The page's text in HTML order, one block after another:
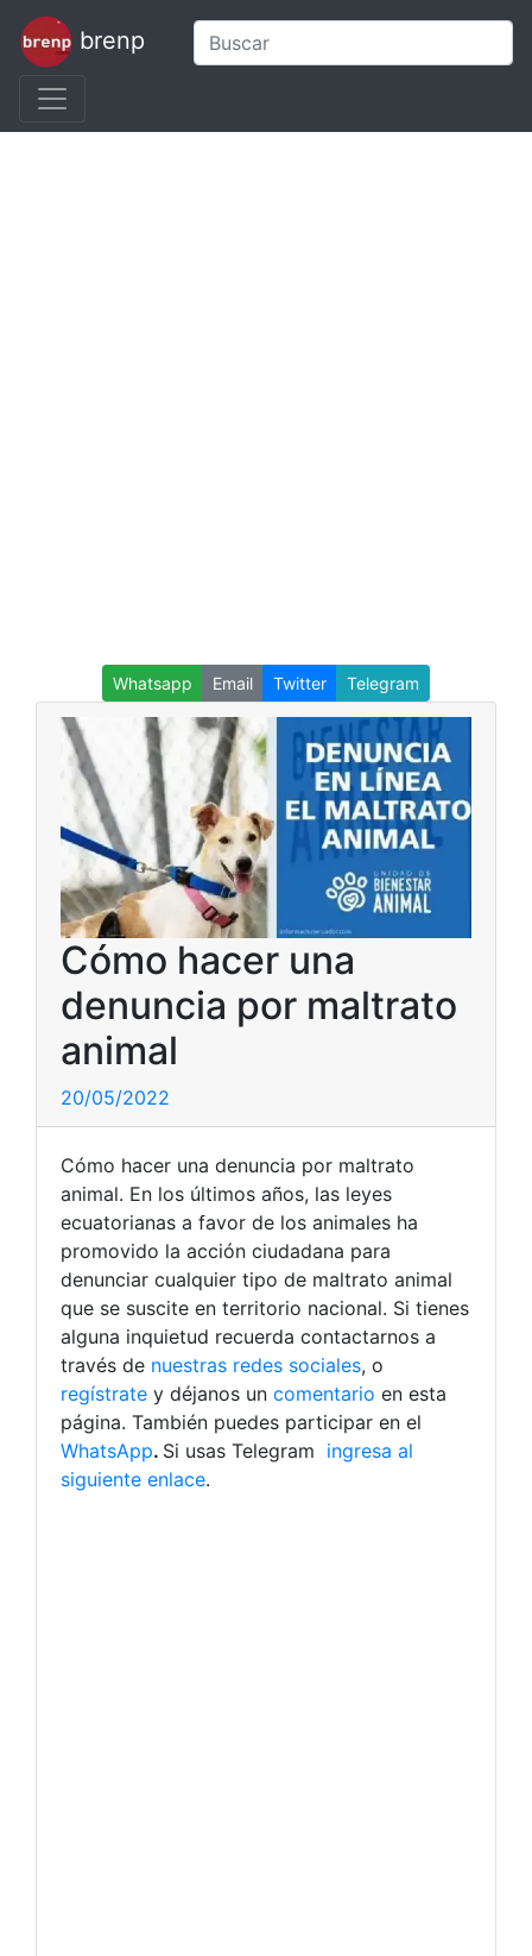
brenp
Whatsapp Email Twitter Telegram
Cómo hacer una
denuncia por maltrato
animal
20/05/2022
Cómo hacer una denuncia por maltrato
animal. En los últimos años, las leyes
ecuatorianas a favor de los animales ha
promovido la acción ciudadana para
denunciar cualquier tipo de maltrato animal
que se suscite en territorio nacional. Si tienes
alguna inquietud recuerda contactarnos a
través de nuestras redes sociales, o
regístrate y déjanos un comentario en esta
página. También puedes participar en el
WhatsApp. Si usas Telegram ingresa al
siguiente enlace.